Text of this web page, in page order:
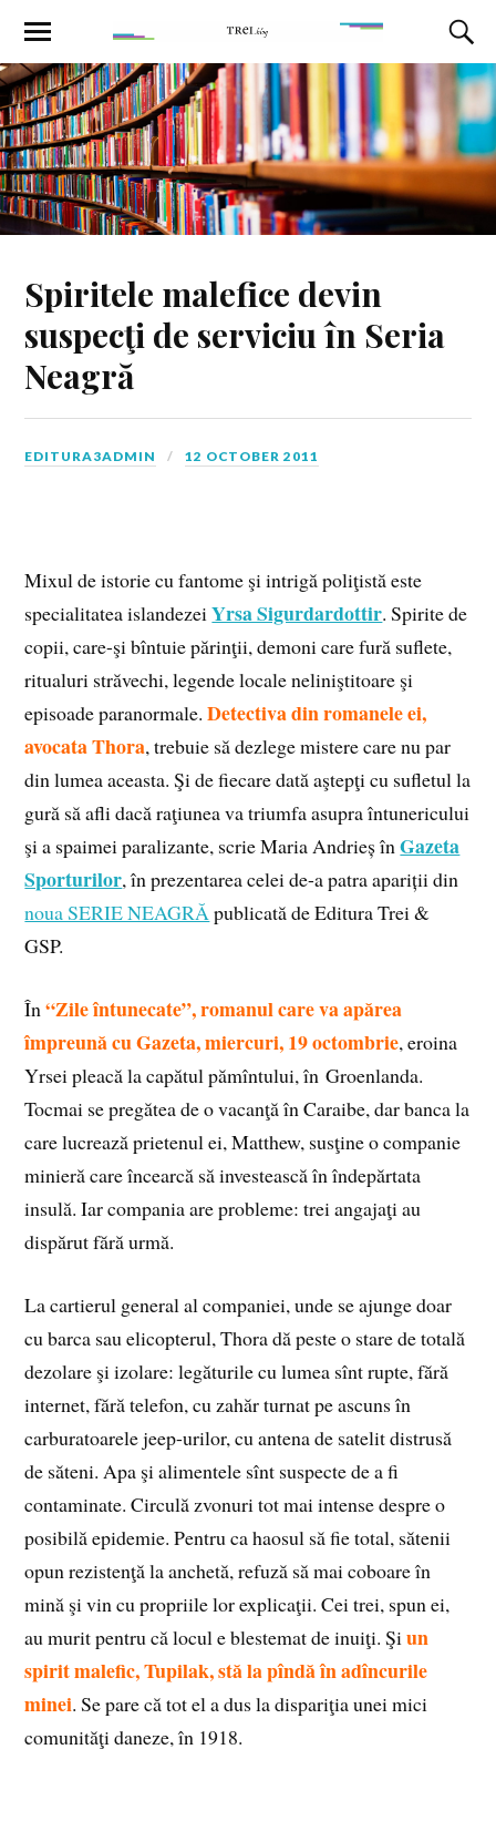
Spiritele malefice devin
suspecţi de serviciu în Seria
Neagră
EDITURA3ADMIN 12 OCTOBER 2011
Mixul de istorie cu fantome şi intrigă poliţistă este
specialitatea islandezeiYrsa Sigurdardottir. Spirite de
copii, care-şi bîntuie părinţii, demoni care fură suflete,
ritualuri străvechi, legende locale neliniştitoare şi
episoade paranormale.Detectiva din romanele ei,
avocata Thora, trebuie să dezlege mistere care nu par
din lumea aceasta. Şi de fiecare dată aştepţi cu sufletul la
gură să afli dacă raţiunea va triumfa asupra întunericului
şi a spaimei paralizante, scrie Maria Andrieș înGazeta
Sporturilor, în prezentarea celei de-a patra apariții din
noua SERIE NEAGRĂpublicată de Editura Trei &
GSP.
În“Zile întunecate”, romanul care va apărea
împreună cu Gazeta, miercuri, 19 octombrie, eroina
Yrsei pleacă la capătul pămîntului, în Groenlanda.
Tocmai se pregătea de o vacanţă în Caraibe, dar banca la
care lucrează prietenul ei, Matthew, susţine o companie
minieră care încearcă să investească în îndepărtata
insulă. Iar compania are probleme: trei angajaţi au
dispărut fără urmă.
La cartierul general al companiei, unde se ajunge doar
cu barca sau elicopterul, Thora dă peste o stare de totală
dezolare şi izolare: legăturile cu lumea sînt rupte, fără
internet, fără telefon, cu zahăr turnat pe ascuns în
carburatoarele jeep-urilor, cu antena de satelit distrusă
de săteni. Apa şi alimentele sînt suspecte de a fi
contaminate. Circulă zvonuri tot mai intense despre o
posibilă epidemie. Pentru ca haosul să fie total, sătenii
opun rezistenţă la anchetă, refuză să mai coboare în
mină şi vin cu propriile lor explicaţii. Cei trei, spun ei,
au murit pentru că locul e blestemat de inuiţi. Şiun
spirit malefic, Tupilak, stă la pîndă în adîncurile
minei. Se pare că tot el a dus la dispariţia unei mici
comunităţi daneze, în 1918.